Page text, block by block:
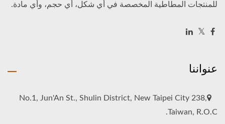
للمنتجات المطاطية المخصصة في أي شكل، أي حجم، وأي مادة.
عنواننا
No.1, Jun'An St., Shulin District, New Taipei City 238,
Taiwan, R.O.C.